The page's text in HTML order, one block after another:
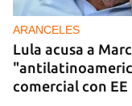
ARANCELES
Lula acusa a
comercial con EE